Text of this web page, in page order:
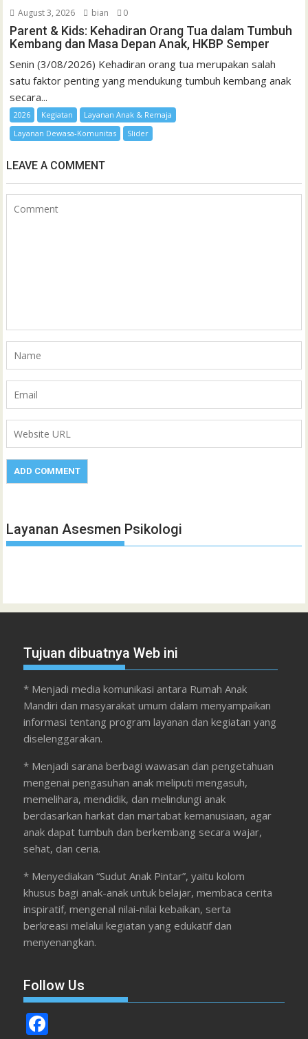
August 3, 2026 bian 0
Parent & Kids: Kehadiran Orang Tua dalam Tumbuh
Kembang dan Masa Depan Anak, HKBP Semper
Senin (3/08/2026) Kehadiran orang tua merupakan salah
satu faktor penting yang mendukung tumbuh kembang anak
secara...
2026 Kegiatan
Layanan Anak & Remaja
Layanan Dewasa-Komunitas
Slider
LEAVE A COMMENT
Layanan Asesmen Psikologi
Tujuan dibuatnya Web ini
* Menjadi media komunikasi antara Rumah Anak
Mandiri dan masyarakat umum dalam menyampaikan
informasi tentang program layanan dan kegiatan yang
diselenggarakan.
* Menjadi sarana berbagi wawasan dan pengetahuan
mengenai pengasuhan anak meliputi mengasuh,
memelihara, mendidik, dan melindungi anak
berdasarkan harkat dan martabat kemanusiaan, agar
anak dapat tumbuh dan berkembang secara wajar,
sehat, dan ceria.
* Menyediakan “Sudut Anak Pintar”, yaitu kolom
khusus bagi anak-anak untuk belajar, membaca cerita
inspiratif, mengenal nilai-nilai kebaikan, serta
berkreasi melalui kegiatan yang edukatif dan
menyenangkan.
Follow Us